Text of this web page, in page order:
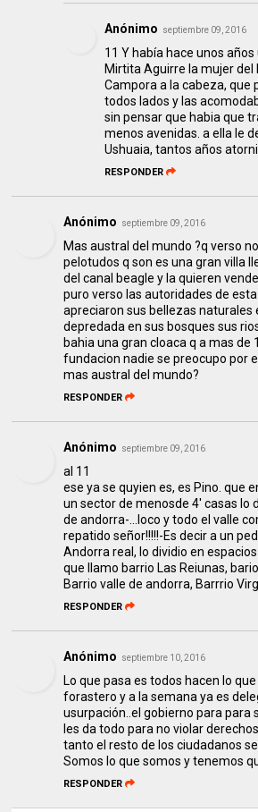
Anónimo septiembre 09, 2016
11 Y había hace unos
Mirtita Aguirre la mujer del
Campora a la cabeza, que
todos lados y las
sin pensar que habia que
menos avenidas. a ella le
Ushuaia, tantos años
RESPONDER
Anónimo septiembre 09, 2016
Mas austral del mundo ?q verso
pelotudos q son es una gran villa
del canal beagle y la quieren
puro verso las autoridades de
apreciaron sus bellezas naturales
depredada en sus bosques sus
bahia una gran cloaca q a mas de
fundacion nadie se preocupo por
mas austral del mundo?
RESPONDER
Anónimo septiembre 09, 2016
al 11
ese ya se quyien es, es Pino. que
un sector de menosde 4' casas lo
de andorra-...loco y todo el valle
repatido señor!!!!!-Es decir a un
Andorra real, lo dividio en
que llamo barrio Las Reiunas,
Barrio valle de andorra, Barrrio
RESPONDER
Anónimo septiembre 10, 2016
Lo que pasa es todos hacen lo
forastero y a la semana ya es
usurpación..el gobierno para para
les da todo para no violar
tanto el resto de los ciudadanos
Somos lo que somos y tenemos
RESPONDER